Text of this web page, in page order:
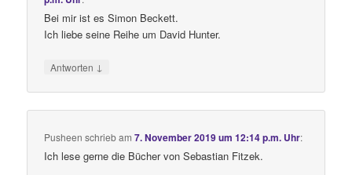
Bei mir ist es Simon Beckett.
Ich liebe seine Reihe um David Hunter.
Antworten ↓
Pusheen schriebam7. November 2019 um 12:14 p.m. Uhr:
Ich lese gerne die Bücher von Sebastian Fitzek.